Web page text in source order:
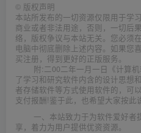
© 版权声明
本站所发布的一切资源仅限用于学
商业或者非法用途，否则，一切后
络，版权争议与本站无关。您必须
电脑中彻底删除上述内容。如果您
买注册，得到更好的正版服务。
附:二00二年一月一日《计算
了学习和研究软件内含的设计思想
者存储软件等方式使用软件的，可
支付报酬!鉴于此，也希望大家按此
一、本站致力于为软件爱好者
享，着力为用户提供优资资源。